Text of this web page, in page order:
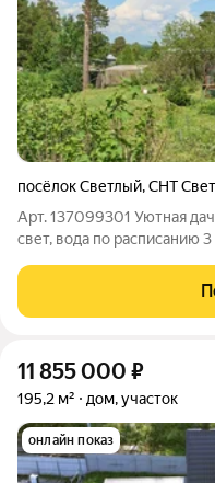
посёлок Светлый,СНТ
Арт. 137099301 Уютная
свет, вода по расписанию
вопросы по телефону,
предварительной
11 855 000 ₽
195,2 м² дом, участок
онлайн показ